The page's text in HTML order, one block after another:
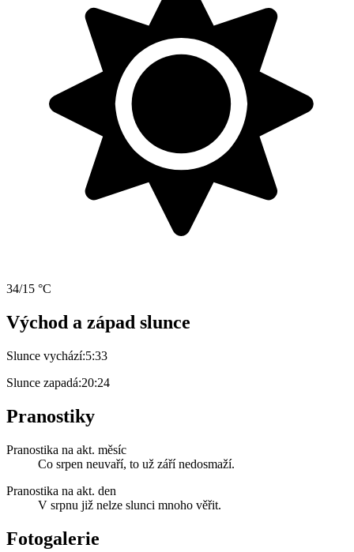
34/15 °C
Východ a západ slunce
Slunce vychází:5:33
Slunce zapadá:20:24
Pranostiky
Pranostika na akt. měsíc
Co srpen neuvaří, to už září nedosmaží.
Pranostika na akt. den
V srpnu již nelze slunci mnoho věřit.
Fotogalerie